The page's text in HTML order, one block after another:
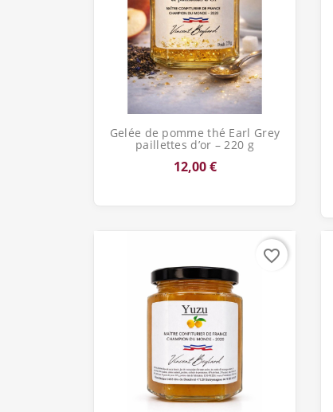
 Aperçu rapide
Gelée de pomme thé Earl Grey
paillettes d’or – 220 g
12,00 €
favorite_border